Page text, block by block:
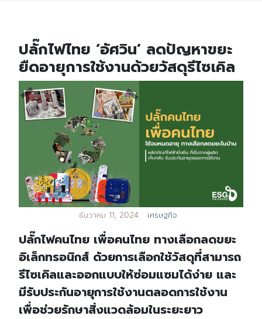
ปลั๊กไฟไทย ‘อัศวิน’ ลดปัญหาขยะ
ยืดอายุการใช้งานด้วยวัสดุรีไซเคิล
ธันวาคม 11, 2024 เศรษฐกิจ
ปลั๊กไฟคนไทย เพื่อคนไทย ทางเลือกลดขยะ
อิเล็กทรอนิกส์ ด้วยการเลือกใช้วัสดุที่สามารถ
รีไซเคิลและออกแบบให้ซ่อมแซมได้ง่าย และ
มีรับประกันอายุการใช้งานตลอดการใช้งาน
เพื่อช่วยรักษาสิ่งแวดล้อมในระยะยาว